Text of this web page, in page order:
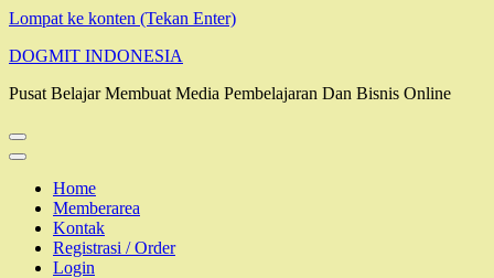
Lompat ke konten (Tekan Enter)
DOGMIT INDONESIA
Pusat Belajar Membuat Media Pembelajaran Dan Bisnis Online
Home
Memberarea
Kontak
Registrasi / Order
Login